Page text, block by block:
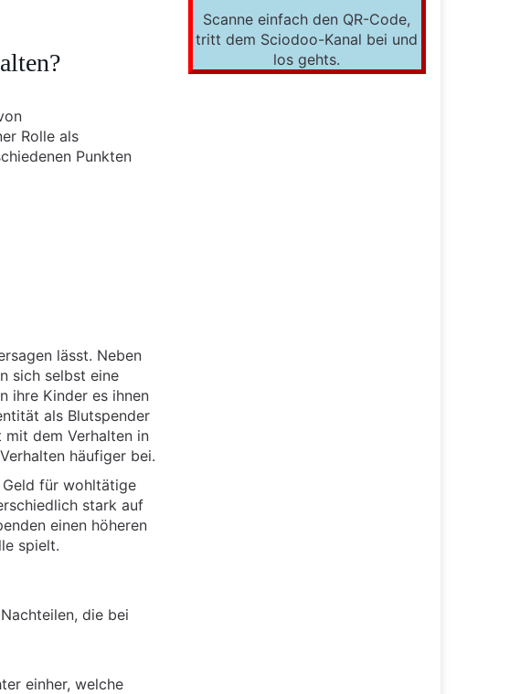
Rolle als
Punkten
lässt. Neben
sich selbst eine
ihre Kinder es ihnen
als Blutspender
dem Verhalten in
häufiger bei.
Geld für wohltätige
stark auf
einen höheren
spielt.
die bei
einher, welche
Scanne einfach den QR-Code,
tritt dem Sciodoo-Kanal bei und
los gehts.